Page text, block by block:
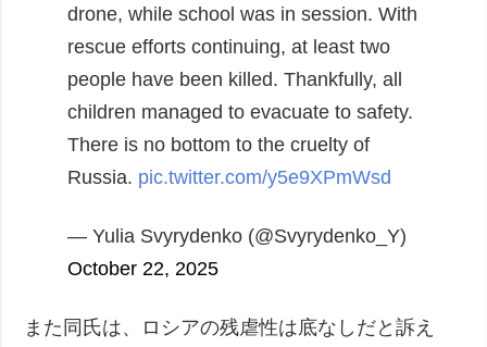
drone, while school was in session. With
rescue efforts continuing, at least two
people have been killed. Thankfully, all
children managed to evacuate to safety.
There is no bottom to the cruelty of
Russia. pic.twitter.com/y5e9XPmWsd
— Yulia Svyrydenko (@Svyrydenko_Y)
October 22, 2025
また同氏は、ロシアの残虐性は底なしだと訴え